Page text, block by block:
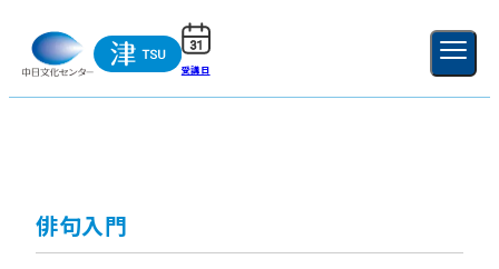
受講日 新規登録
俳句入門